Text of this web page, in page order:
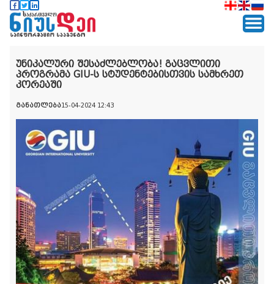
უნიკალური შესაძლებლობა! გაცვლითი
პროგრამა GIU-ს სტუდენტებისთვის სამხრეთ
კორეაში
განათლება15-04-2024 12:43